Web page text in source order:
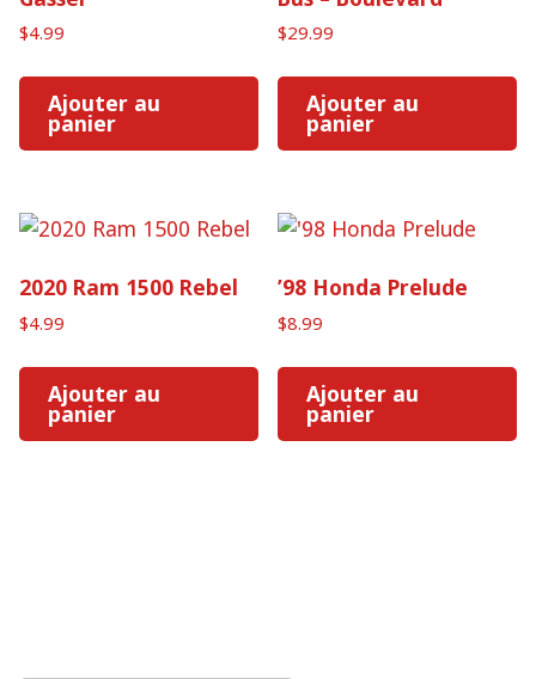
$4.99
Ajouter au
panier
$29.99
Ajouter au
panier
2020 Ram 1500 Rebel
$4.99
Ajouter au
panier
’98 Honda Prelude
$8.99
Ajouter au
panier